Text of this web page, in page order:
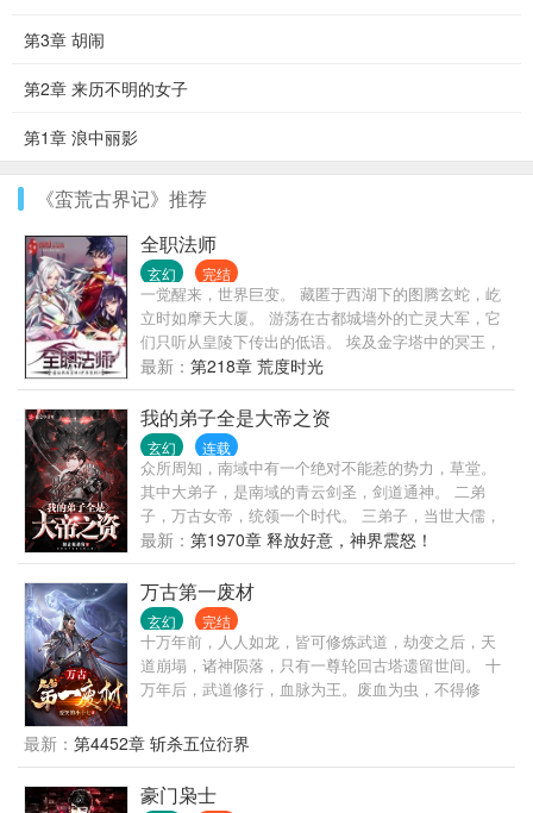
第3章 胡闹
第2章 来历不明的女子
第1章 浪中丽影
《蛮荒古界记》推荐
全职法师
玄幻 完结
一觉醒来，世界巨变。 藏匿于西湖下的图腾玄蛇，屹
立时如摩天大厦。 游荡在古都城墙外的亡灵大军，它
们只听从皇陵下传出的低语。 埃及金字塔中的冥王，
它和它的部众始终觊觎着东方大地！ 伦敦有着伟大的
驯龙世家。 希腊帕特农圣山上，有神女祈福。 威尼斯
被誉为水系魔法之都。 奈斯卡巨画从沉睡中苏醒。 贺
兰山风与雨侵蚀出的岩纹，组成一只眼，山脊是眶，
数万年来凝视着上苍。
最新： 第218章 荒度时光
我的弟子全是大帝之资
玄幻 连载
众所周知，南域中有一个绝对不能惹的势力，草堂。
其中大弟子，是南域的青云剑圣，剑道通神。 二弟
子，万古女帝，统领一个时代。 三弟子，当世大儒，
文曲星下凡。 四弟子，魔神转世，镇压九幽。 ……
陆长生：我？我没什么了不起的，就是他们的师尊罢
了。
最新： 第1970章 释放好意，神界震怒！
万古第一废材
玄幻 完结
十万年前，人人如龙，皆可修炼武道，劫变之后，天
道崩塌，诸神陨落，只有一尊轮回古塔遗留世间。 十
万年后，武道修行，血脉为王。废血为虫，不得修
得无名宝塔，穿越到这个玄幻异世界，以废品血脉踏
上了逆天修炼之途。
最新： 第4452章 斩杀五位衍界
豪门枭士